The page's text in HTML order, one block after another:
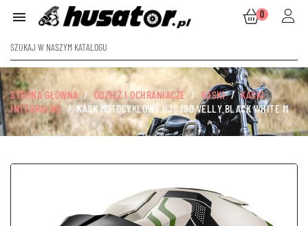
 0
STRONA GŁÓWNA ODZIEŻ I OCHRANIACZE KASKI
KASKI
INTEGRALNE
KASK MOTOCYKLOWY HJC I80 VELLY BLACK WHITE M